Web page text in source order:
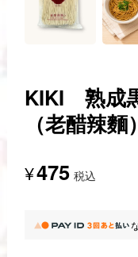
KIKI 熟成
（老醋辣麵）
¥475 税込